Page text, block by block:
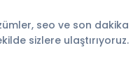
seo ve son dakika
sizlere ulaştırıyoruz.